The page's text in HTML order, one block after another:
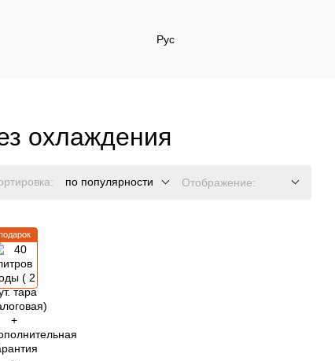
Рус
охлаждения
по популярности Отображение: